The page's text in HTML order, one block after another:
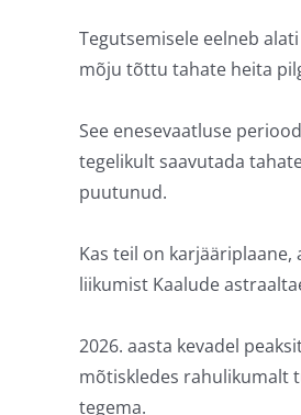
Tegutsemisele eelneb
mõju tõttu tahate heita
See enesevaatluse
tegelikult saavutada
puutunud.
Kas teil on karjääriplaane,
liikumist Kaalude
2026. aasta kevadel
mõtiskledes rahulikumalt
tegema.